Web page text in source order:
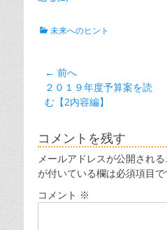
カ 未来へのヒント
投
稿
ナ
ゲ
ー
シ
ョ
← 前へ
前
の
２０１９年度予算案を読
む【2内容編】
コメントを残す
メールアドレスが公開される
が付いている欄は必須項目で
コメント ※